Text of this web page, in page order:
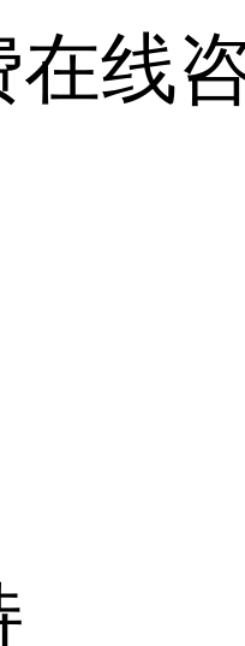
在线